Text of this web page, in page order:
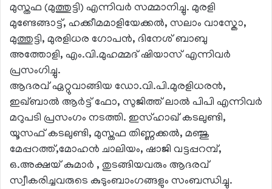
മുസ്തഫ (മുത്തുട്ടി) എന്നിവർ സമ്മാനിച്ചു. മുരളി
മുണ്ടേങ്ങാട്ട്, ഹക്കീമമാളിയേക്കൽ, സലാം വാസ്കോ,
മുത്തുട്ടി, മുരളിധര ഗോപൻ, ദിനേശ് ബാബു
അത്തോളി, എം.വി.മുഹമ്മദ് ഷിയാസ് എന്നിവർ
പ്രസംഗിച്ചു.
ആദരവ് ഏറ്റുവാങ്ങിയ ഡോ.വി.പി.മുരളിധരൻ,
ഇഖ്ബാൽ ആർട്ട് ഫോ, സുജിത്ത് ലാൽ പിപി എന്നിവർ
മറുപടി പ്രസംഗം നടത്തി. ഇസ്ഹാഖ് കടലുണ്ടി,
യൂസഫ് കടലുണ്ടി, മുസ്തഫ തിണ്ണക്കൽ, മഞ്ജു
മേപ്പറത്ത്,മോഹൻ ചാലിയം, ഷാജി വട്ടപ്പറമ്പ്,
ഒ.അക്ഷയ് കുമാർ , തുടങ്ങിയവരും ആദരവ്
സ്വീകരിച്ചവരുടെ കുടുംബാംഗങ്ങളും സംബന്ധിച്ചു.